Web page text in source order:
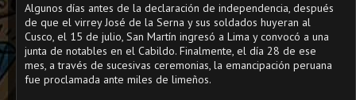
Algunos días antes de la declaración de independencia, después
de que el virrey José de la Serna y sus soldados huyeran al
Cusco, el 15 de julio, San Martín ingresó a Lima y convocó a una
junta de notables en el Cabildo. Finalmente, el día 28 de ese
mes, a través de sucesivas ceremonias, la emancipación peruana
fue proclamada ante miles de limeños.